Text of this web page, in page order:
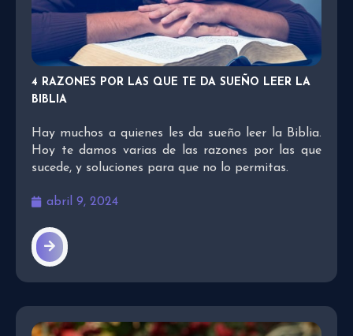
4 RAZONES POR LAS QUE TE DA SUEÑO LEER LA
BIBLIA
Hay muchos a quienes les da sueño leer la Biblia.
Hoy te damos varias de las razones por las que
sucede, y soluciones para que no lo permitas.
abril 9, 2024